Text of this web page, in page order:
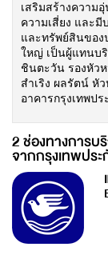
เสริมสร้างความ
ความเสี่ยง และ
และทรัพย์สินขอ
ใหญ่ เป็นผู้แทนบ
ชินตะวัน รองหัว
สำเริง ผลรัตน์ หั
อาคารกรุงเทพป
2 ช่องทางการบ
จากกรุงเทพปร